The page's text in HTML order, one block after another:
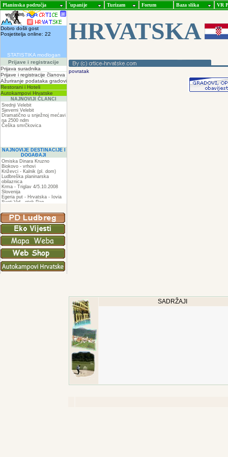
Planinska područja ˇupanije Turizam Forum Baza slika VR
Dobro došli gost
Posjetitelja online: 22
STATISTIKA modlogan
Prijave i registracije
Prijava suradnika
Prijave i registracije članova
Ažuriranje podataka gradovi
Restorani i Hoteli
Autokampovi Hrvatske
NAJNOVIJI ČLANCI
Srednji Velebit
Sjeverni Velebit
Dramatično u snježnoj mećavi
na 2500 ndm
Češka smrčkovica
NAJNOVIJE DESTINACIJE I
DOGAĐAJI
Omiska Dinara Kruzno
Biokovo - vrhovi
Križevci - Kalnik (pl. dom)
Ludbreška planinarska
obilaznica
Krma - Triglav 4/5.10.2008
Slovenija
Egeria put - Hrvatska - Iovia
Sveti Vid - otok Pag
ZIR
Podkilavac-Mudna dol-Hahlići-
Kolac-Podki
HRVATSKA
povratak
SADRŽAJI